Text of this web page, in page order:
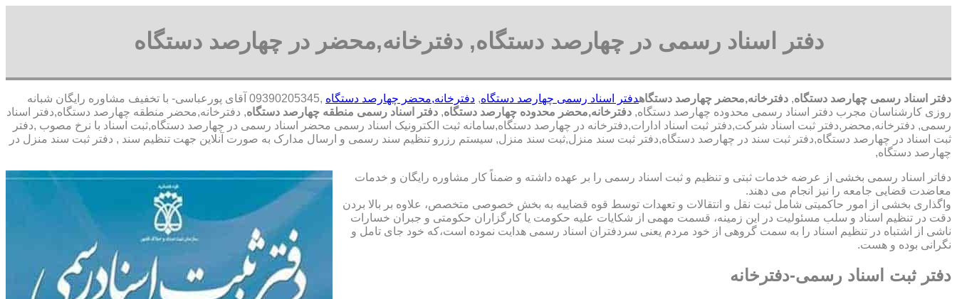
دفتر اسناد رسمی در چهارصد دستگاه, دفترخانه,محضر در چهارصد دستگاه
دفتر اسناد رسمی چهارصد دستگاه, دفترخانه,محضر چهارصد دستگاهدفتر اسناد رسمی چهارصد دستگاه, دفترخانه,محضر چهارصد دستگاه
,09390205345 آقای پورعباسی- با تخفیف مشاوره رايگان شبانه
روزی کارشناسان مجرب دفتر اسناد رسمی محدوده چهارصد دستگاه, دفترخانه,محضر محدوده چهارصد دستگاه, دفتر اسناد رسمی منطقه چهارصد دستگاه, دفترخانه,محضر منطقه چهارصد دستگاه,دفتر اسناد
رسمی, دفترخانه,محضر,دفتر ثبت اسناد شرکت,دفتر ثبت اسناد ادارات,دفترخانه در چهارصد دستگاه,سامانه ثبت الکترونیک اسناد رسمی محضر اسناد رسمی در چهارصد دستگاه,ثبت اسناد با نرخ مصوب ,دفتر
ثبت اسناد در چهارصد دستگاه,دفتر ثبت سند در چهارصد دستگاه,دفتر ثبت سند منزل,ثبت سند منزل, سیستم رزرو تنظیم سند رسمی و ارسال مدارک به صورت آنلاین جهت تنظیم سند , دفتر ثبت سند منزل در
چهارصد دستگاه,
دفاتر اسناد رسمی بخشی از عرضه خدمات ثبتی و تنظیم و ثبت اسناد رسمی را بر عهده داشته و ضمناً کار مشاوره رایگان و خدمات
معاضدت قضایی جامعه را نیز انجام می دهند.
واگذاری بخشی از امور حاکمیتی شامل ثبت نقل و انتقالات و تعهدات توسط قوه قضاییه به بخش خصوصی متخصص، علاوه بر بالا بردن
دقت در تنظیم اسناد و سلب مسئولیت در این زمینه، قسمت مهمی از شکایات علیه حکومت یا کارگزاران حکومتی و جبران خسارات
ناشی از اشتباه در تنظیم اسناد را به سمت گروهی از خود مردم یعنی سردفتران اسناد رسمی هدایت نموده است،که خود جای تامل و
نگرانی بوده و هست.
دفتر ثبت اسناد رسمی-دفترخانه